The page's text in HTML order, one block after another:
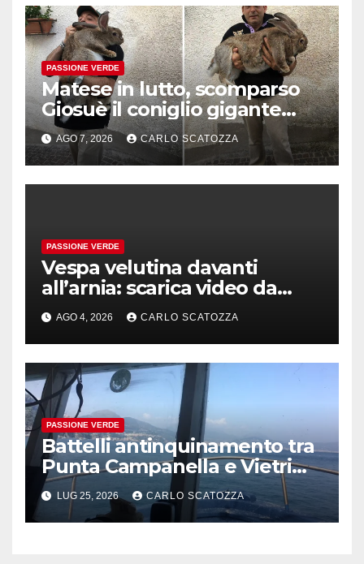
PASSIONE VERDE
Matese in lutto, scomparso
Giosuè il coniglio gigante
pluripremiato
AGO 7, 2026 CARLO SCATOZZA
PASSIONE VERDE
Vespa velutina davanti
all’arnia: scarica video da
TikTok prima che il post
sparisca
AGO 4, 2026 CARLO SCATOZZA
PASSIONE VERDE
Battelli antinquinamento tra
Punta Campanella e Vietri
sul Mare
LUG 25, 2026 CARLO SCATOZZA